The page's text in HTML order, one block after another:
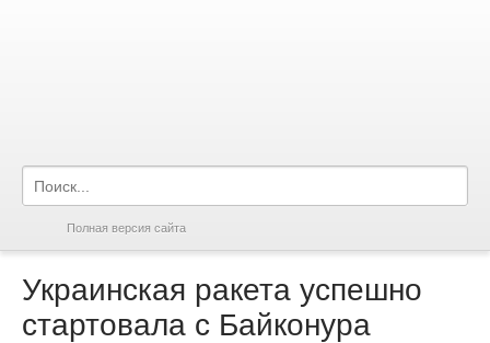
Полная версия сайта
Украинская ракета успешно
стартовала с Байконура